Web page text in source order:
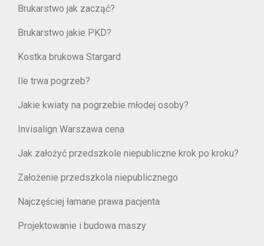
Brukarstwo jak zacząć?
Brukarstwo jakie PKD?
Kostka brukowa Stargard
Ile trwa pogrzeb?
Jakie kwiaty na pogrzebie młodej osoby?
Invisalign Warszawa cena
Jak założyć przedszkole niepubliczne krok po kroku?
Założenie przedszkola niepublicznego
Najczęściej łamane prawa pacjenta
Projektowanie i budowa maszy